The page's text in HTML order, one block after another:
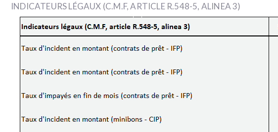
INDICATEURS LÉGAUX (C.M.F, ARTICLE R.548-5, ALINEA 3)